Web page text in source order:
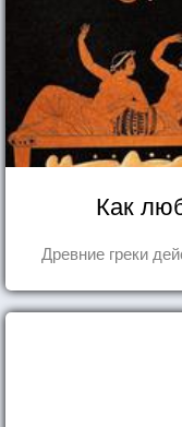
Как
Древние греки